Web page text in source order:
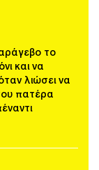
το
και να
λιώσει να
πατέρα